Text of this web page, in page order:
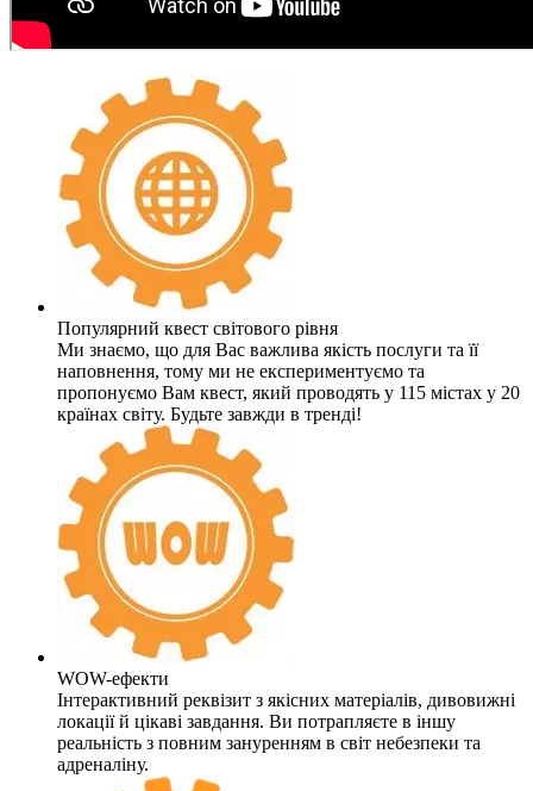
Популярний квест світового рівня
Ми знаємо, що для Вас важлива якість послуги та її
наповнення, тому ми не експериментуємо та
пропонуємо Вам квест, який проводять у 115 містах у 20
країнах світу. Будьте завжди в тренді!
WOW-ефекти
Інтерактивний реквізит з якісних матеріалів, дивовижні
локації й цікаві завдання. Ви потрапляєте в іншу
реальність з повним зануренням в світ небезпеки та
адреналіну.